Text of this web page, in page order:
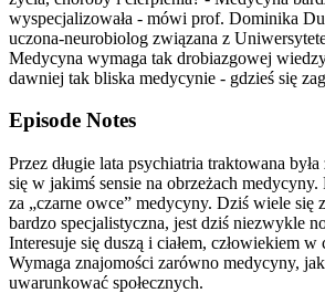
wyspecjalizowała - mówi prof. Dominika
uczona-neurobiolog związana z
Medycyna wymaga tak drobiazgowej
dawniej tak bliska medycynie - gdzieś się
Episode Notes
Przez długie lata psychiatria traktowana
się w jakimś sensie na obrzeżach
za „czarne owce” medycyny. Dziś wiele się
bardzo specjalistyczna, jest dziś niezwykle
Interesuje się duszą i ciałem, człowiekiem w
Wymaga znajomości zarówno medycyny,
uwarunkować społecznych.